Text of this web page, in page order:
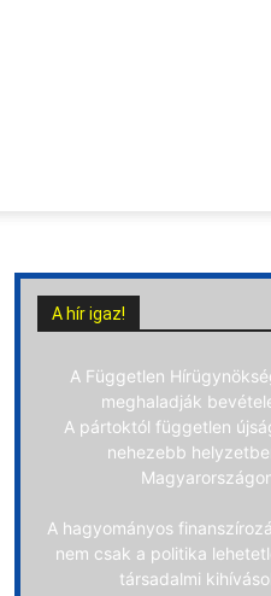
A hír igaz!
A Független
meghaladják
A pártoktól független
nehezebb
A hagyományos
nem csak a politika
társadalmi